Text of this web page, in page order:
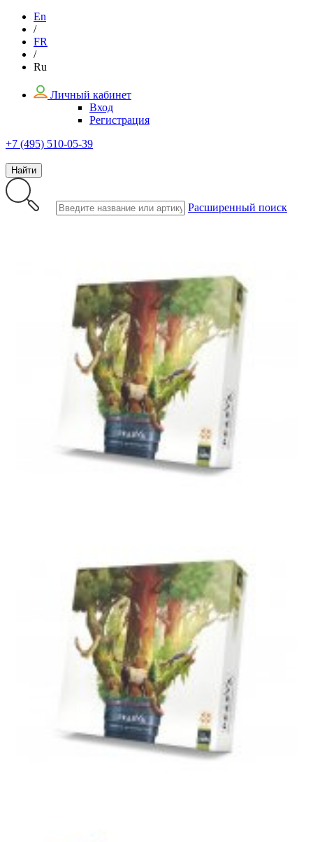
En
/
FR
/
Ru
Личный кабинет
Вход
Регистрация
+7 (495) 510-05-39
Найти
Расширенный поиск